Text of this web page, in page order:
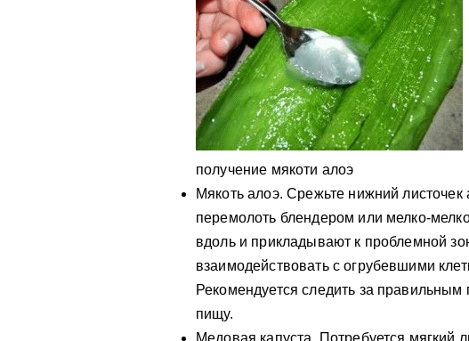
получение мякоти алоэ
Мякоть алоэ. Срежьте нижний
перемолоть блендером или мелко-
вдоль и прикладывают к проблемной
взаимодействовать с огрубевшими
Рекомендуется следить за
пищу.